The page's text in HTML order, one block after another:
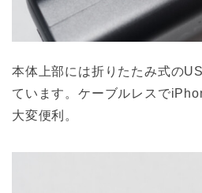
本体上部には折りたたみ式の
ています。ケーブルレスで
大変便利。